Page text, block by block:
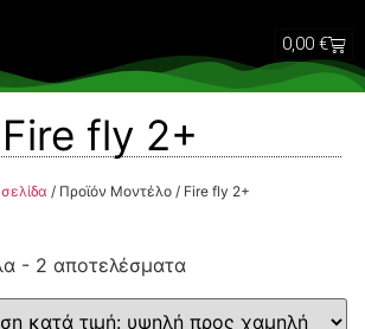
0,00 €
Fire fly 2+
/ Προϊόν Μοντέλο / Fire fly 2+
- 2 αποτελέσματα